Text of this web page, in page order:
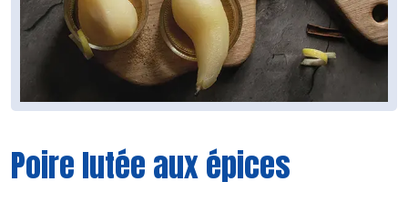
Poire lutée aux épices